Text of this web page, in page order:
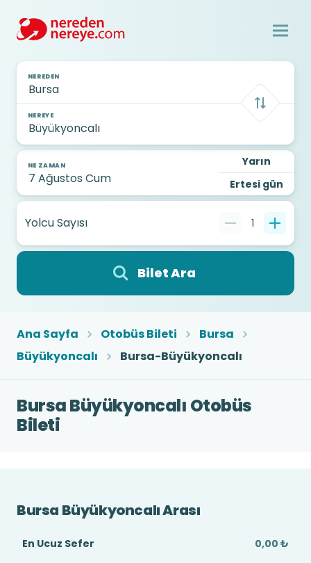
NEREDEN
NEREYE
NE ZAMAN
Yarın
Ertesi gün
Yolcu Sayısı 1
Bilet Ara
Ana Sayfa Otobüs Bileti
Bursa
Büyükyoncalı
Bursa-Büyükyoncalı
Bursa Büyükyoncalı Otobüs
Bileti
Bursa Büyükyoncalı Arası
En Ucuz Sefer
0,00 ₺